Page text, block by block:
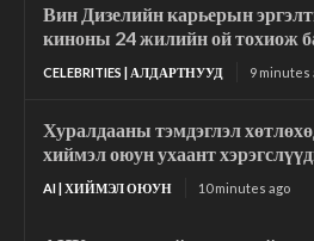
Вин Дизелийн карьерын
киноны 24 жилийн ой тохиож
CELEBRITIES | АЛДАРТНУУД 9 minutes
Хуралдааны тэмдэглэл
хиймэл оюун ухаант
AI | ХИЙМЭЛ ОЮУН 10 minutes ago